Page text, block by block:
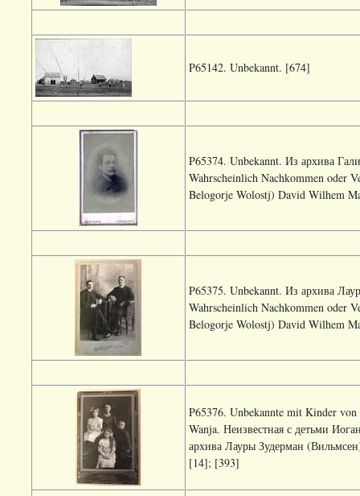
P65142. Unbekannt. [674]
P65374. Unbekannt. Из архива
Wahrscheinlich Nachkommen oder
Belogorje Wolostj) David Wilhem
P65375. Unbekannt. Из архива
Wahrscheinlich Nachkommen oder
Belogorje Wolostj) David Wilhem
P65376. Unbekannte mit Kinder
Wanja. Неизвестная с детьми
архива Лауры Зудерман
[14]; [393]